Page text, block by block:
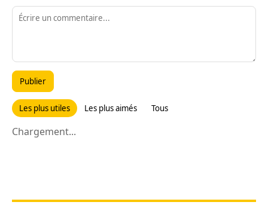
Publier
Les plus utiles Les plus aimés Tous
Chargement...